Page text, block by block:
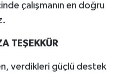
çalışmanın en doğru
TEŞEKKÜR
verdikleri güçlü destek